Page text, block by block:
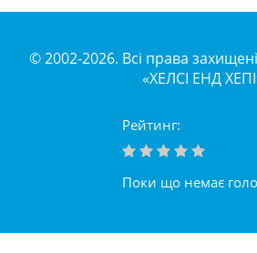
© 2002-2026. Всі права
«ХЕЛСІ ЕНД
Рейтинг:
Поки що немає